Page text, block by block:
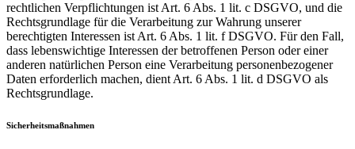
rechtlichen Verpflichtungen ist Art. 6 Abs. 1 lit. c DSGVO, und die
Rechtsgrundlage für die Verarbeitung zur Wahrung unserer
berechtigten Interessen ist Art. 6 Abs. 1 lit. f DSGVO. Für den Fall,
dass lebenswichtige Interessen der betroffenen Person oder einer
anderen natürlichen Person eine Verarbeitung personenbezogener
Daten erforderlich machen, dient Art. 6 Abs. 1 lit. d DSGVO als
Rechtsgrundlage.
Sicherheitsmaßnahmen